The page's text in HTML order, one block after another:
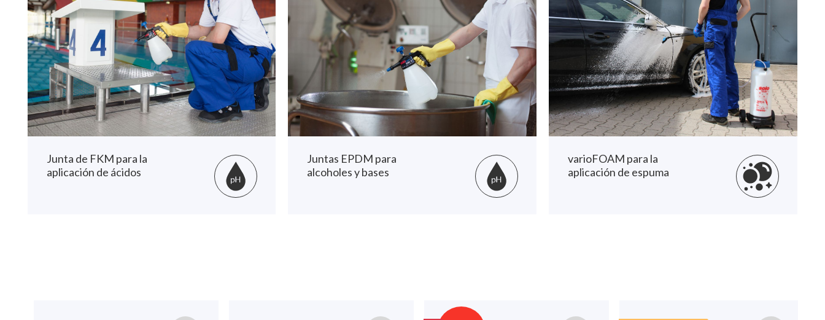
Junta de FKM para la
aplicación de ácidos
Juntas EPDM para
alcoholes y bases
varioFOAM para la
aplicación de espuma